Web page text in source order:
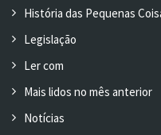
História das Pequenas
Legislação
Ler com
Mais lidos no mês anterior
Notícias